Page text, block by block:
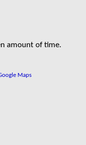
amount of time.